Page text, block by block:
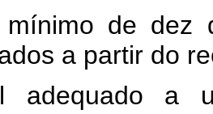
de dez
a partir do
a